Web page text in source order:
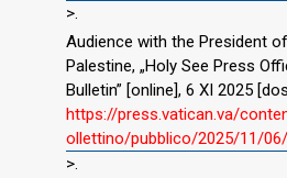
>.
Audience with the President
Palestine, „Holy See Press
Bulletin” [online], 6 XI 2025
https://press.vatican.va/
ollettino/pubblico/2025/11/
>.